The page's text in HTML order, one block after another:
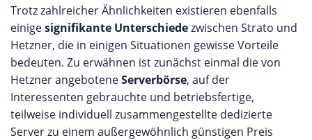
Trotz zahlreicher Ähnlichkeiten existieren ebenfalls
einigesignifikante Unterschiedezwischen Strato und
Hetzner, die in einigen Situationen gewisse Vorteile
bedeuten. Zu erwähnen ist zunächst einmal die von
Hetzner angeboteneServerbörse, auf der
Interessenten gebrauchte und betriebsfertige,
teilweise individuell zusammengestellte dedizierte
Server zu einem außergewöhnlich günstigen Preis